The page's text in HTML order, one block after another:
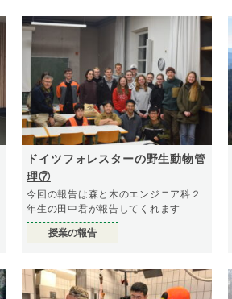
ドイツフォレスターの野生動物管
理⑦
今回の報告は森と木のエンジニア科２
年生の田中君が報告してくれます
授業の報告